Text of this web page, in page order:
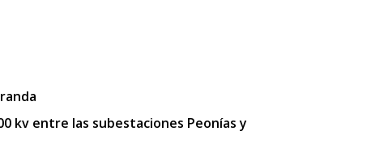
kv entre las subestaciones Peonías y